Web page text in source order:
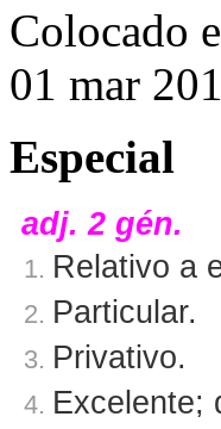
Colocado
01 mar
Especial
adj. 2 gén.
1. Relativo a
2. Particular.
3. Privativo.
4. Excelente;